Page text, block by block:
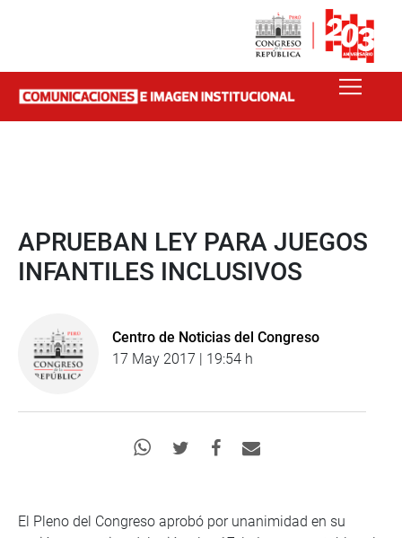
APRUEBAN LEY PARA JUEGOS
INFANTILES INCLUSIVOS
Centro de Noticias del Congreso
17 May 2017 | 19:54 h
El Pleno del Congreso aprobó por unanimidad en su